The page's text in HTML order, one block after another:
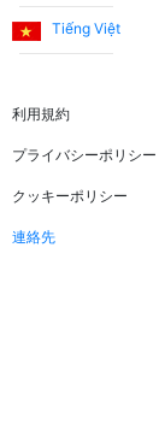
Tiếng Việt
利用規約
プライバシーポリシー
クッキーポリシー
連絡先